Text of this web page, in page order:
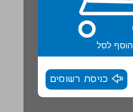
הוסף לסל
כניסת רשומים